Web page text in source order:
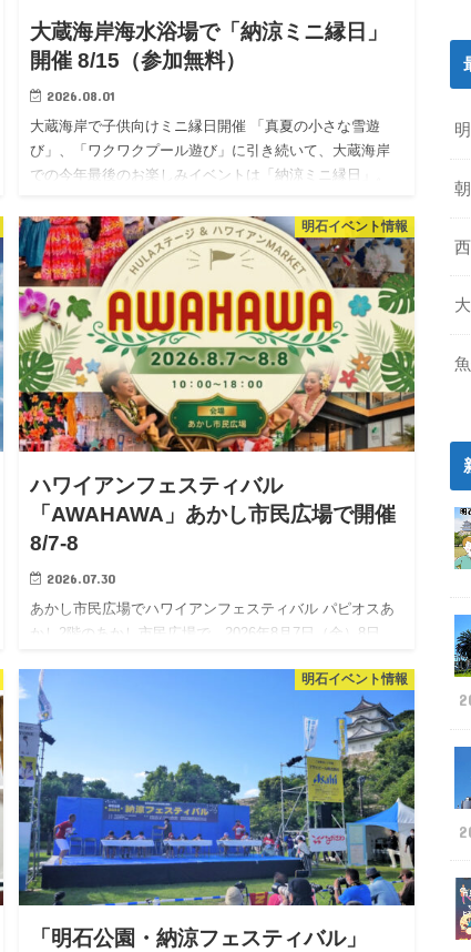
大蔵海岸海水浴場で「納涼ミニ縁日」
開催 8/15（参加無料）
2026.08.01
大蔵海岸で子供向けミニ縁日開催 「真夏の小さな雪遊
び」、「ワクワクプール遊び」に引き続いて、大蔵海岸
での今年最後のお楽しみイベントは「納涼ミニ縁日」。
日（土）に…
明石イベント情報
ハワイアンフェスティバル
「AWAHAWA」あかし市民広場で開催
8/7-8
2026.07.30
あかし市民広場でハワイアンフェスティバル パピオスあ
かし2階のあかし市民広場で、2026年8月7日（金）8日
in あかし市民広場」が開催されます。 「AWAHAW…
明石イベント情報
「明石公園・納涼フェスティバル」